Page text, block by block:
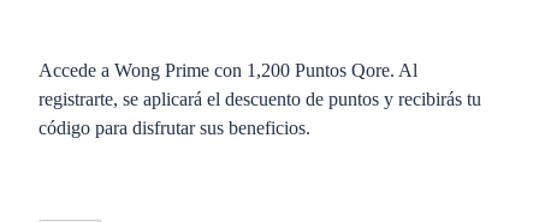
Accede a Wong Prime con 1,200 Puntos Qore. Al
registrarte, se aplicará el descuento de puntos y recibirás tu
código para disfrutar sus beneficios.